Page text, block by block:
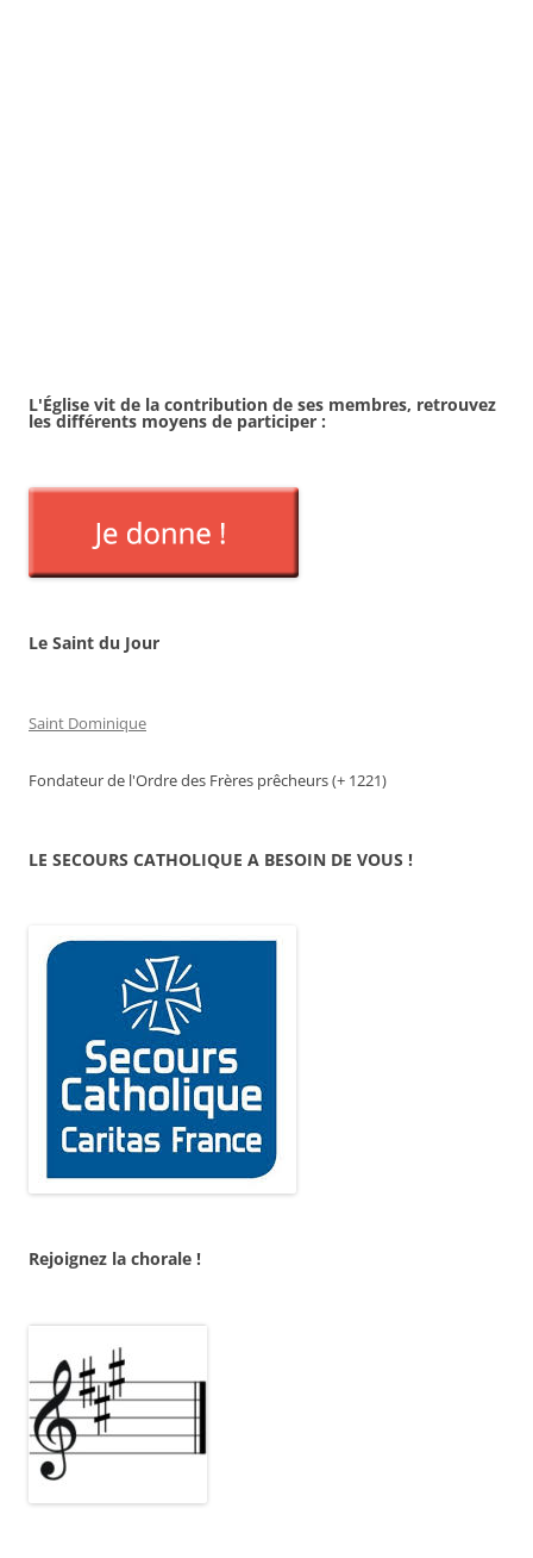
L'Église vit de la contribution de ses membres, retrouvez
les différents moyens de participer :
Le Saint du Jour
Saint Dominique
Fondateur de l'Ordre des Frères prêcheurs (+ 1221)
LE SECOURS CATHOLIQUE A BESOIN DE VOUS !
Rejoignez la chorale !